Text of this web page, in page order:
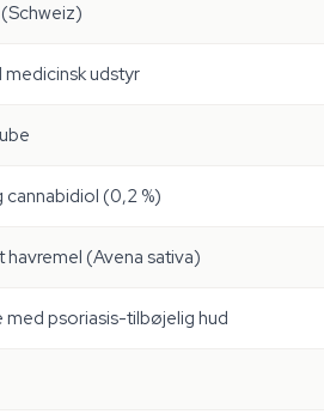
medicinsk udstyr
cannabidiol (0,2 %)
havremel (Avena sativa)
med psoriasis-tilbøjelig hud